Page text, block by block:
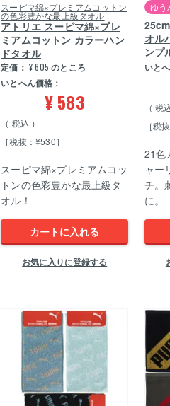
スーピマ綿×プレミアムコットン
の色彩豊かな最上級タオル
アトリエ スーピマ綿×プレ
ミアムコットン カラーハン
ドタオル
定価： ¥ 605 のところ
いとへん価格：
¥583
税込
［税抜：¥530］
スーピマ綿×プレミアムコッ
トンの色彩豊かな最上級タ
オル！
カートに入れる
お気に入りに登録する
ゆう
オル
ンプ
いと
税
［税
21色
ャー
チ。
に